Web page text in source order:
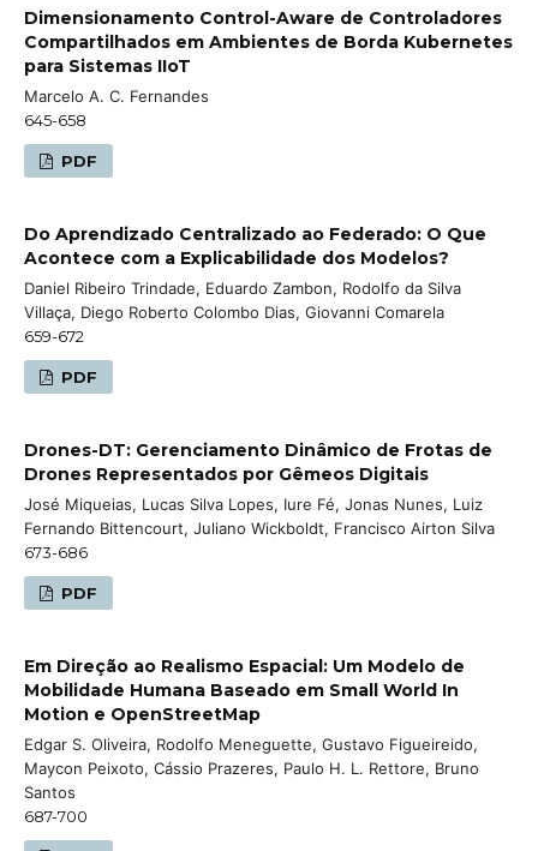
Dimensionamento Control-Aware de Controladores
Compartilhados em Ambientes de Borda Kubernetes
para Sistemas IIoT
Marcelo A. C. Fernandes
645-658
PDF
Do Aprendizado Centralizado ao Federado: O Que
Acontece com a Explicabilidade dos Modelos?
Daniel Ribeiro Trindade, Eduardo Zambon, Rodolfo da Silva
Villaça, Diego Roberto Colombo Dias, Giovanni Comarela
659-672
PDF
Drones-DT: Gerenciamento Dinâmico de Frotas de
Drones Representados por Gêmeos Digitais
José Miqueias, Lucas Silva Lopes, Iure Fé, Jonas Nunes, Luiz
Fernando Bittencourt, Juliano Wickboldt, Francisco Airton Silva
673-686
PDF
Em Direção ao Realismo Espacial: Um Modelo de
Mobilidade Humana Baseado em Small World In
Motion e OpenStreetMap
Edgar S. Oliveira, Rodolfo Meneguette, Gustavo Figueireido,
Maycon Peixoto, Cássio Prazeres, Paulo H. L. Rettore, Bruno
Santos
687-700